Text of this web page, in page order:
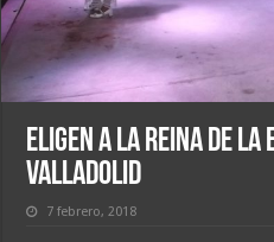
Eligen a la reina de la
Valladolid
7 febrero, 2018